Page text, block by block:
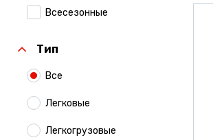
Всесезонные
Тип
Все
Легковые
Легкогрузовые